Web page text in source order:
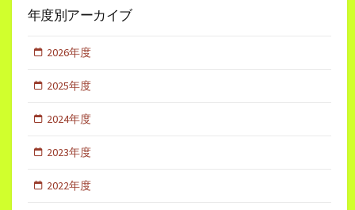
年度別アーカイブ
2026年度
2025年度
2024年度
2023年度
2022年度